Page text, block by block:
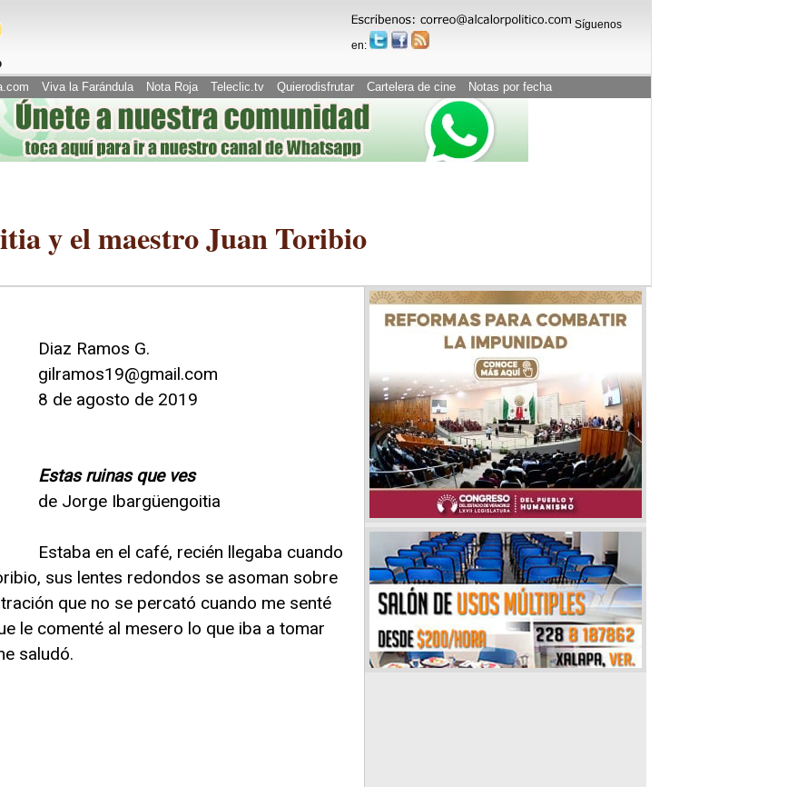
Síguenos
en:
Viva la Farándula Nota Roja Teleclic.tv Quierodisfrutar Cartelera de cine Notas por fecha
y el maestro Juan Toribio
Diaz Ramos G.
gilramos19@gmail.com
8 de agosto de 2019
Estas ruinas que ves
de Jorge Ibargüengoitia
Estaba en el café, recién llegaba cuando
sus lentes redondos se asoman sobre
que no se percató cuando me senté
le comenté al mesero lo que iba a tomar
saludó.